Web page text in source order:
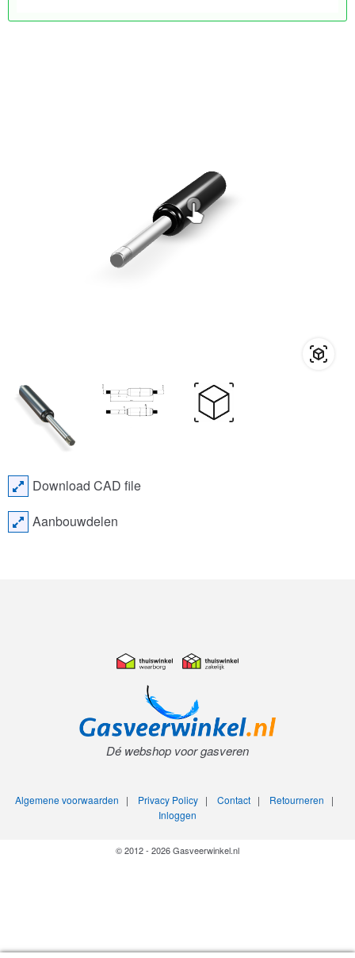
Download CAD file
Aanbouwdelen
Dé webshop voor gasveren
Algemene voorwaarden | Privacy Policy| Contact| Retourneren |
Inloggen
© 2012 - 2026 Gasveerwinkel.nl